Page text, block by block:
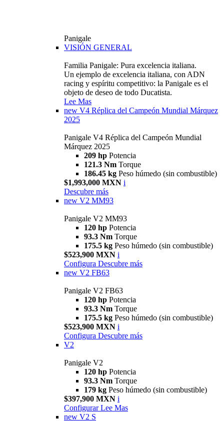
Panigale
VISIÓN GENERAL
Familia Panigale: Pura excelencia italiana.
Un ejemplo de excelencia italiana, con ADN
racing y espíritu competitivo: la Panigale es el
objeto de deseo de todo Ducatista.
Lee Mas
new V4 Réplica del Campeón Mundial Márquez
2025
Panigale V4 Réplica del Campeón Mundial
Márquez 2025
209 hp Potencia
121.3 Nm Torque
186.45 kg Peso húmedo (sin combustible)
$1,993,000 MXN i
Descubre más
new V2 MM93
Panigale V2 MM93
120 hp Potencia
93.3 Nm Torque
175.5 kg Peso húmedo (sin combustible)
$523,900 MXN i
Configura Descubre más
new V2 FB63
Panigale V2 FB63
120 hp Potencia
93.3 Nm Torque
175.5 kg Peso húmedo (sin combustible)
$523,900 MXN i
Configura Descubre más
V2
Panigale V2
120 hp Potencia
93.3 Nm Torque
179 kg Peso húmedo (sin combustible)
$397,900 MXN i
Configurar Lee Mas
new V2 S